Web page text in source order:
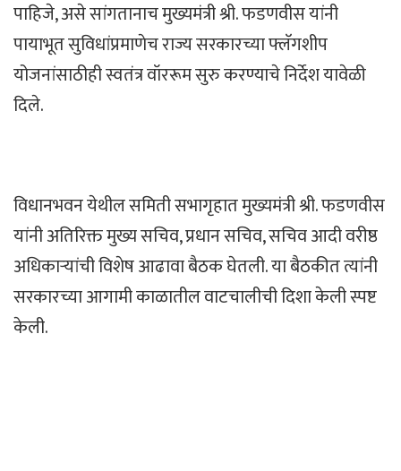
पाहिजे, असे सांगतानाच मुख्यमंत्री श्री. फडणवीस यांनी
पायाभूत सुविधांप्रमाणेच राज्य सरकारच्या फ्लॅगशीप
योजनांसाठीही स्वतंत्र वॉररूम सुरु करण्याचे निर्देश यावेळी
दिले.
विधानभवन येथील समिती सभागृहात मुख्यमंत्री श्री. फडणवीस
यांनी अतिरिक्त मुख्य सचिव, प्रधान सचिव, सचिव आदी वरीष्ठ
अधिकाऱ्यांची विशेष आढावा बैठक घेतली. या बैठकीत त्यांनी
सरकारच्या आगामी काळातील वाटचालीची दिशा केली स्पष्ट
केली.